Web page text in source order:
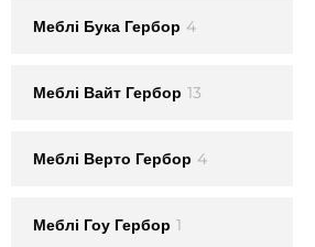
Меблi Бука Гербор 4
Меблi Вайт Гербор 13
Меблi Верто Гербор 4
Меблi Гоу Гербор 1